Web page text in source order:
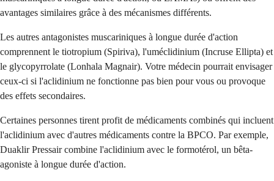
avantages similaires grâce à des mécanismes différents.
Les autres antagonistes muscariniques à longue durée d'action
comprennent le tiotropium (Spiriva), l'uméclidinium (Incruse Ellipta) et
le glycopyrrolate (Lonhala Magnair). Votre médecin pourrait envisager
ceux-ci si l'aclidinium ne fonctionne pas bien pour vous ou provoque
des effets secondaires.
Certaines personnes tirent profit de médicaments combinés qui incluent
l'aclidinium avec d'autres médicaments contre la BPCO. Par exemple,
Duaklir Pressair combine l'aclidinium avec le formotérol, un bêta-
agoniste à longue durée d'action.